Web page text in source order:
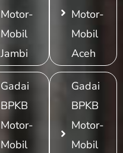
Motor-
Mobil
Jambi
Gadai
BPKB
Motor-
Mobil
Motor-
Mobil
Aceh
Gadai
BPKB
Motor-
Mobil